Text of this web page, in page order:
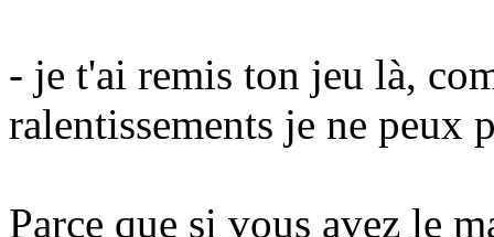
- je t'ai remis ton jeu là,
ralentissements je ne peux
Parce que si vous avez le